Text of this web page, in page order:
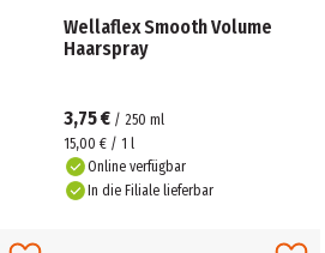
Wellaflex Smooth Volume
Haarspray
3,75 € / 250 ml
15,00 € / 1 l
Online verfügbar
In die Filiale lieferbar